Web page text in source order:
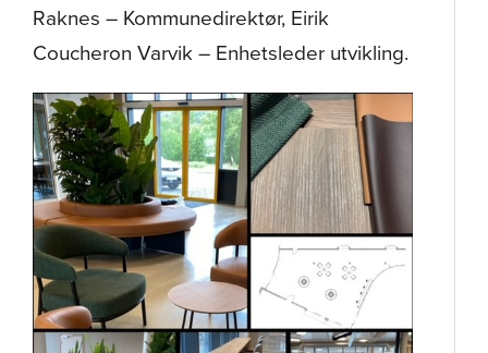
Raknes – Kommunedirektør, Eirik
Coucheron Varvik – Enhetsleder utvikling.